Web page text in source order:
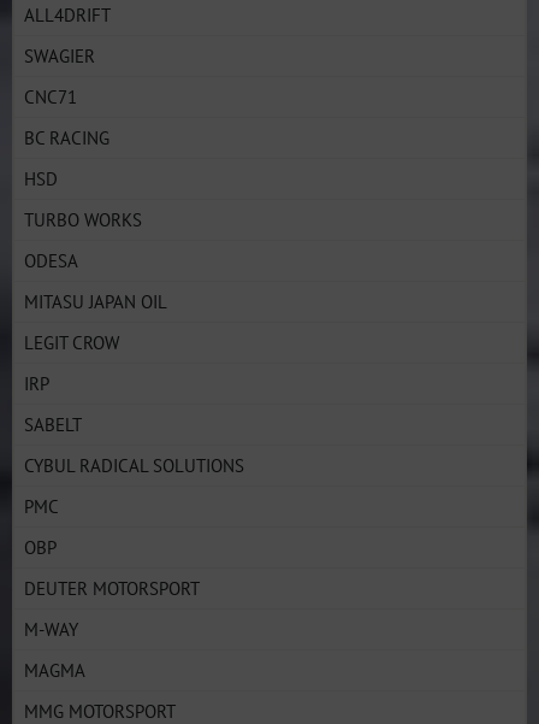
ALL4DRIFT
SWAGIER
CNC71
BC RACING
HSD
TURBO WORKS
ODESA
MITASU JAPAN OIL
LEGIT CROW
IRP
SABELT
CYBUL RADICAL SOLUTIONS
PMC
OBP
DEUTER MOTORSPORT
M-WAY
MAGMA
MMG MOTORSPORT